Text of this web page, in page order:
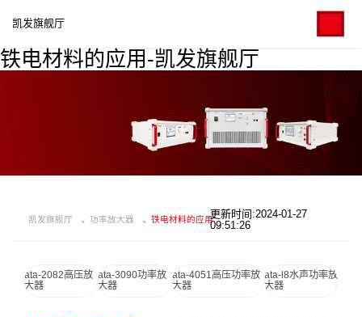
铁电材料的应用-凯发旗舰厅
凯发旗舰厅
凯发旗舰厅 功率放大器 铁电材料的应用更新时间:2024-01-27
09:51:26
ata-2082高压放
大器
ata-3090功率放
大器
ata-4051高压功率放
大器
ata-l8水声功率放
大器